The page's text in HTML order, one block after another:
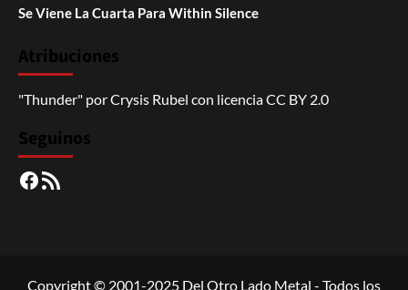
Se Viene La Cuarta Para Within Silence
Atribuciones
"Thunder" porCrysis Rubel con licenciaCC BY 2.0
Seguinos
Facebook
RSS
Copyright © 2001-2025 Del Otro Lado Metal - Todos los